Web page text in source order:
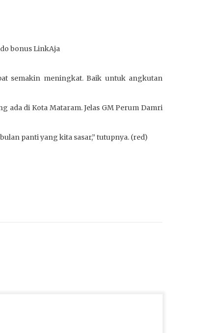
bonus LinkAja
semakin meningkat. Baik untuk angkutan
ada di Kota Mataram. Jelas GM Perum Damri
panti yang kita sasar,” tutupnya. (red)